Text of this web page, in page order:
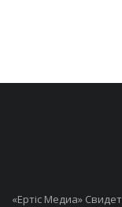
«Ертiс Медиа»